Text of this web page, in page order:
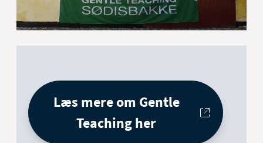
Læs mere om Gentle
Teaching her